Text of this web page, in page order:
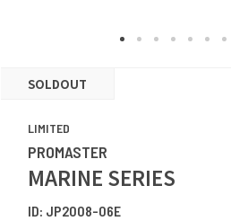
SOLDOUT
LIMITED
PROMASTER
MARINE SERIES
ID: JP2008-06E